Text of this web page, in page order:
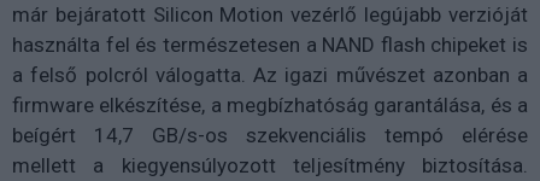
már bejáratott Silicon Motion vezérlő legújabb verzióját
használta fel és természetesen a NAND flash chipeket is
a felső polcról válogatta. Az igazi művészet azonban a
firmware elkészítése, a megbízhatóság garantálása, és a
beígért 14,7 GB/s-os szekvenciális tempó elérése
mellett a kiegyensúlyozott teljesítmény biztosítása.